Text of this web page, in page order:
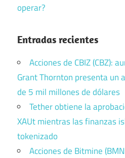
operar?
Entradas recientes
Acciones de CBIZ (CBZ):
Grant Thornton presenta un
de 5 mil millones de dólares
Tether obtiene la
XAUt mientras las finanzas
tokenizado
Acciones de Bitmine